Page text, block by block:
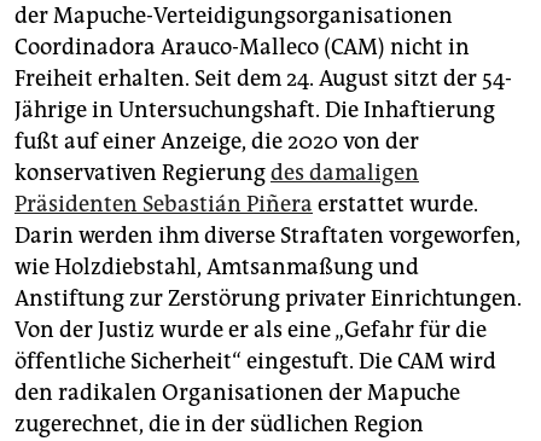
der Mapuche-Verteidigungsorganisationen
Coordinadora Arauco-­Malleco (CAM) nicht in
Freiheit erhalten. Seit dem 24. August sitzt der 54-
Jährige in Untersuchungshaft. Die Inhaftierung
fußt auf einer Anzeige, die 2020 von der
konservativen Regierungdes damaligen
Präsidenten Sebastián Piñera erstattet wurde.
Darin werden ihm diverse Straftaten vorgeworfen,
wie Holzdiebstahl, Amtsanmaßung und
Anstiftung zur Zerstörung privater Einrichtungen.
Von der Justiz wurde er als eine „Gefahr für die
öffentliche Sicherheit“ eingestuft. Die CAM wird
den radikalen Organisationen der Mapuche
zugerechnet, die in der südlichen Region